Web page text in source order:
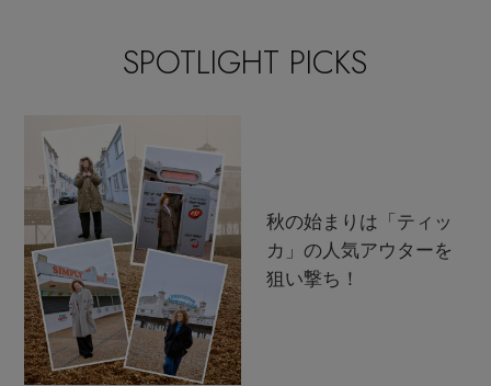
SPOTLIGHT PICKS
秋の始まりは「ティッ
カ」の人気アウターを
狙い撃ち！